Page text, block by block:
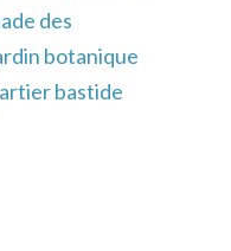
des
botanique
bastide